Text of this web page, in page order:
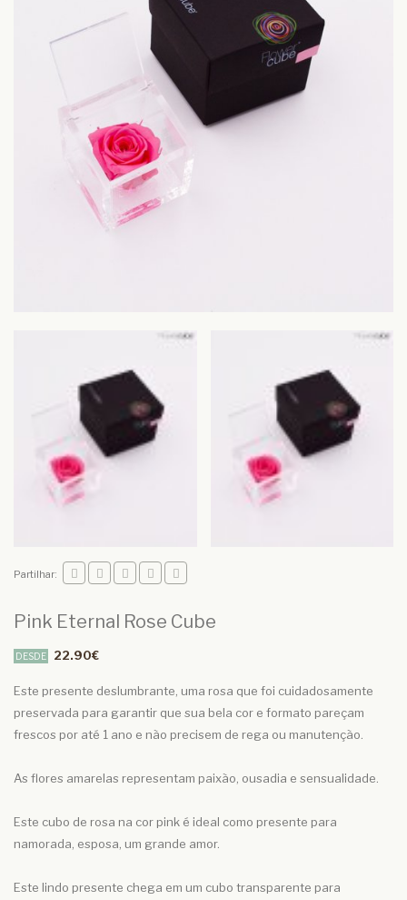
Partilhar:
Pink Eternal Rose Cube
DESDE 22.90€
Este presente deslumbrante, uma rosa que foi cuidadosamente
preservada para garantir que sua bela cor e formato pareçam
frescos por até 1 ano e não precisem de rega ou manutenção.
As flores amarelas representam paixão, ousadia e sensualidade.
Este cubo de rosa na cor pink é ideal como presente para
namorada, esposa, um grande amor.
Este lindo presente chega em um cubo transparente para